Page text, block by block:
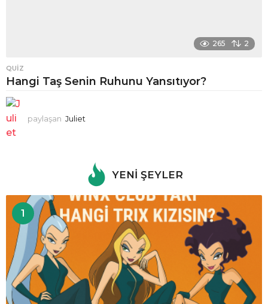
265 2
QUIZ
Hangi Taş Senin Ruhunu Yansıtıyor?
paylaşan Juliet
YENI ŞEYLER
1